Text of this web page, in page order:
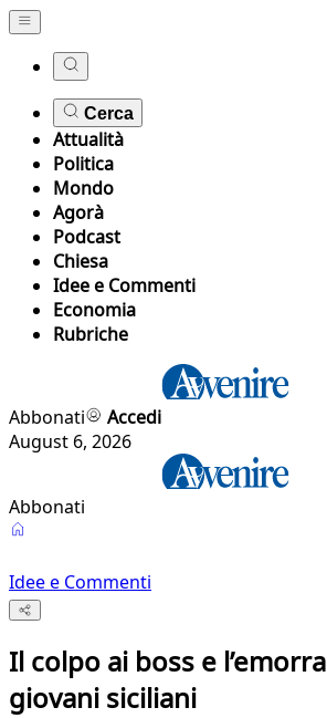
Cerca
Attualità
Politica
Mondo
Agorà
Podcast
Chiesa
Idee e Commenti
Economia
Rubriche
Abbonati
Accedi
August 6, 2026
Abbonati
Idee e Commenti
Il colpo ai boss e
giovani siciliani